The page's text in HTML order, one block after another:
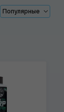
Популярные